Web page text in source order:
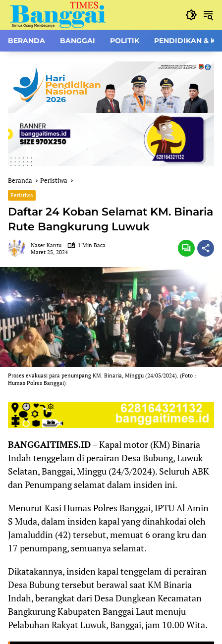
Langsung
konten
BERANDA BANGGAI POLITIK PENDIDIKAN &
Beranda Peristiwa
Peristiwa
Daftar 24 Koban Selamat KM. Binaria
Rute Bangkurung Luwuk
Naser Kantu
1 Min Baca
Maret 25, 2024
Proses evakuasi para penumpang KM. Binaria, Minggu (24/03/2024). (Foto :
Humas Polres Banggai)
BANGGAITIMES.ID– Kapal motor (KM) Binaria
Indah tenggelam di perairan Desa Bubung, Luwuk
Selatan, Banggai, Minggu (24/3/2024). Seluruh ABK
dan Penumpang selamat dalam insiden ini.
Menurut Kasi Humas Polres Banggai, IPTU Al Amin
S Muda, dalam insiden kapal yang dinahkodai oleh
Jamaluddin (42) tersebut, memuat 6 orang kru dan
17 penumpang, semuanya selamat.
Dikatakannya, insiden kapal tenggelam di perairan
Desa Bubung tersebut berawal saat KM Binaria
Indah, berangkat dari Desa Dungkean Kecamatan
Bangkurung Kabupaten Banggai Laut menuju
Pelabuhan Rakyat Luwuk, Banggai, jam 10.00 Wita.